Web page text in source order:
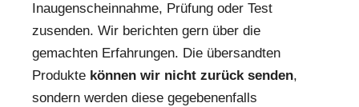
Inaugenscheinnahme, Prüfung oder Test
zusenden. Wir berichten gern über die
gemachten Erfahrungen. Die übersandten
Produkte können wir nicht zurück senden,
sondern werden diese gegebenenfalls